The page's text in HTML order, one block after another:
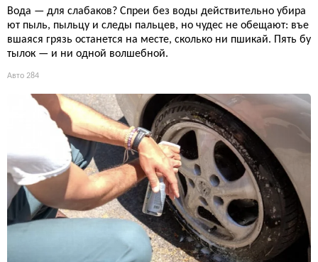
Вода — для слабаков? Спреи без воды действительно убира
ют пыль, пыльцу и следы пальцев, но чудес не обещают: въе
вшаяся грязь останется на месте, сколько ни пшикай. Пять бу
тылок — и ни одной волшебной.
Авто 284